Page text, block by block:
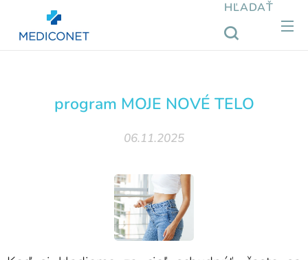
HĽADAŤ
program MOJE NOVÉ TELO
06.11.2025